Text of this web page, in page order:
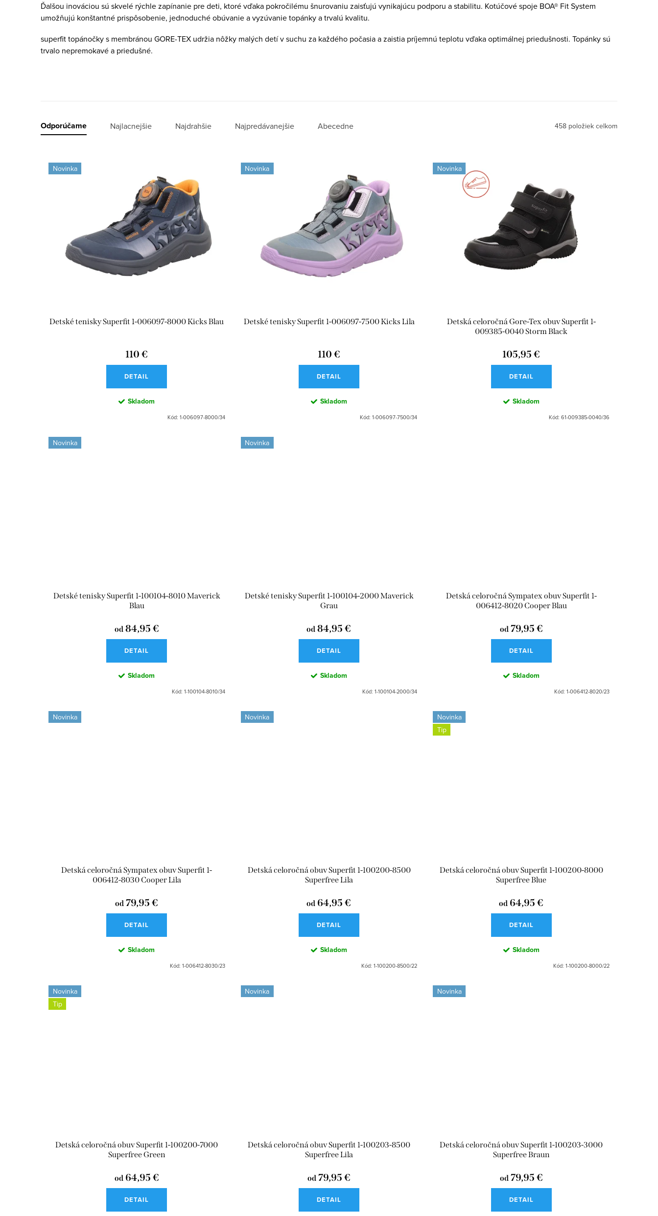
Ďalšou inováciou sú skvelé rýchle zapínanie pre deti, ktoré vďaka pokročilému šnurovaniu zaisťujú vynikajúcu podporu a stabilitu. Kotúčové spoje BOA® Fit System
umožňujú konštantné prispôsobenie, jednoduché obúvanie a vyzúvanie topánky a trvalú kvalitu.
superfit topánočky s membránou GORE-TEX udržia nôžky malých detí v suchu za každého počasia a zaistia príjemnú teplotu vďaka optimálnej priedušnosti. Topánky sú
trvalo nepremokavé a priedušné.
R
d
Odporúčame Najlacnejšie Najdrahšie Najpredávanejšie Abecedne 458 položiek celkom
VNovinka
Detské tenisky Superfit 1-006097-8000 Kicks Blau
110 €
DETAIL
Skladom
Kód: 1-006097-8000/34
Novinka
Detské tenisky Superfit 1-006097-7500 Kicks Lila
110 €
DETAIL
Skladom
Kód:1-006097-7500/34
Novinka
Detská celoročná Gore-Tex obuv Superfit 1-
009385-0040 Storm Black
105,95 €
DETAIL
Skladom
Kód: 61-009385-0040/36
Novinka
Detské tenisky Superfit 1-100104-8010 Maverick
Blau
od84,95 €
DETAIL
Skladom
Kód: 1-100104-8010/34
Novinka
Detské tenisky Superfit 1-100104-2000 Maverick
Grau
od 84,95 €
DETAIL
Skladom
Kód:1-100104-2000/34
Detská celoročná Sympatex obuv Superfit 1-
006412-8020 Cooper Blau
od79,95 €
DETAIL
Skladom
Kód: 1-006412-8020/23
Novinka
Detská celoročná Sympatex obuv Superfit 1-
006412-8030 Cooper Lila
od 79,95 €
DETAIL
Skladom
Kód: 1-006412-8030/23
Novinka
Detská celoročná obuv Superfit 1-100200-8500
Superfree Lila
od 64,95 €
DETAIL
Skladom
Kód:1-100200-8500/22
Novinka
Tip
Detská celoročná obuv Superfit 1-100200-8000
Superfree Blue
od 64,95 €
DETAIL
Skladom
Kód: 1-100200-8000/22
Novinka
Tip
Detská celoročná obuv Superfit 1-100200-7000
Superfree Green
od 64,95 €
DETAIL
Novinka
Detská celoročná obuv Superfit 1-100203-8500
Superfree Lila
od 79,95 €
DETAIL
Novinka
Detská celoročná obuv Superfit 1-100203-3000
Superfree Braun
od 79,95 €
DETAIL